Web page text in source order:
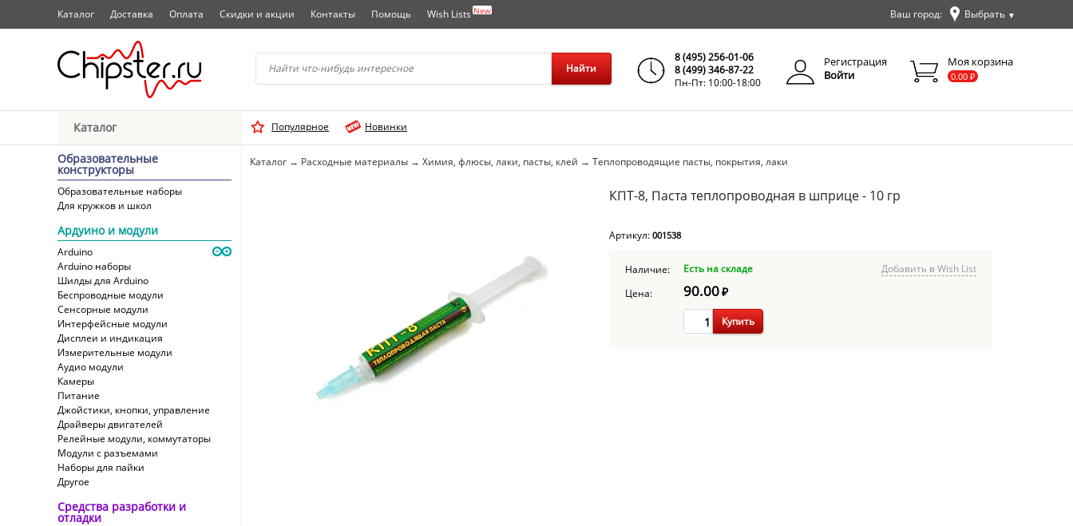
Начните водить название города..
Каталог Доставка Оплата Скидки и акции Контакты Помощь Wish Lists New Ваш город: Выбрать ▼
Найти
8 (495) 256-01-06
8 (499) 346-87-22
Пн-Пт: 10:00-18:00
Регистрация
Войти
Моя корзина
0.00 ₽
Каталог Популярное Новинки
Образовательные
конструкторы
Образовательные наборы
Для кружков и школ
Ардуино и модули
Arduino
Arduino наборы
Шилды для Arduino
Беспроводные модули
Сенсорные модули
Интерфейсные модули
Дисплеи и индикация
Измерительные модули
Аудио модули
Камеры
Питание
Джойстики, кнопки, управление
Драйверы двигателей
Релейные модули, коммутаторы
Модули с разъемами
Наборы для пайки
Другое
Средства разработки и
отладки
Каталог → Расходные материалы → Химия, флюсы, лаки, пасты, клей → Теплопроводящие пасты, покрытия, лаки
КПТ-8, Паста теплопроводная в шприце - 10 гр
Артикул: 001538
Наличие: Есть на складе
Добавить в Wish List
Цена:
90.00₽
Купить